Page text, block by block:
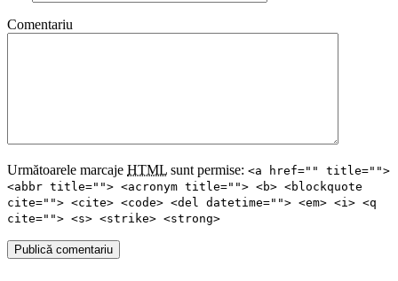
Comentariu
Următoarele marcaje HTML sunt permise: <a href="" title="">
<abbr title=""> <acronym title=""> <b> <blockquote
cite=""> <cite> <code> <del datetime=""> <em> <i> <q
cite=""> <s> <strike> <strong>
Publică comentariu